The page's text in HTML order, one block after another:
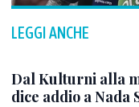
LEGGI ANCHE
Dal Kulturni alla
dice addio a Nada